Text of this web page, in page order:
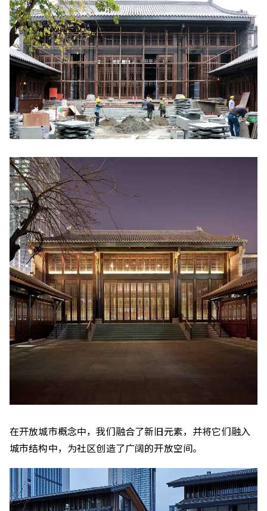
在开放城市概念中，我们融合了新旧元素，并将它们融入
城市结构中，为社区创造了广阔的开放空间。